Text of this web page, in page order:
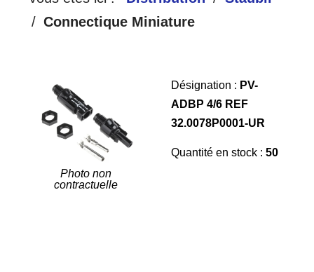
Connectique Miniature
Photo non
contractuelle
Désignation : PV-
ADBP 4/6 REF
32.0078P0001-UR
Quantité en stock : 50